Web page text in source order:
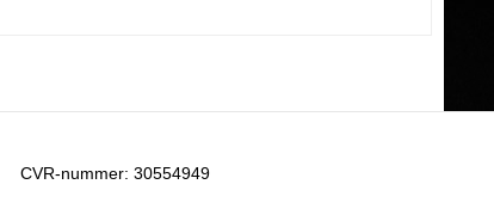
CVR-nummer: 30554949